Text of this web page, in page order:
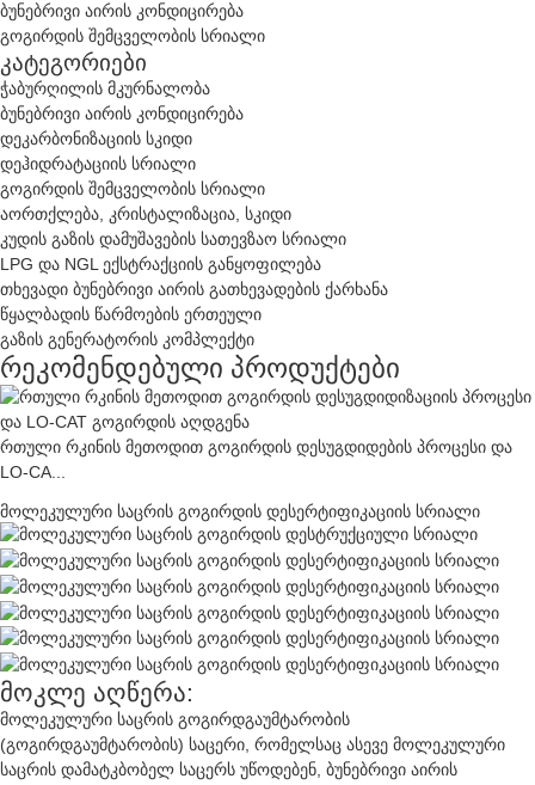
ბუნებრივი აირის კონდიცირება
გოგირდის შემცველობის სრიალი
კატეგორიები
ჭაბურღილის მკურნალობა
ბუნებრივი აირის კონდიცირება
დეკარბონიზაციის სკიდი
დეჰიდრატაციის სრიალი
გოგირდის შემცველობის სრიალი
აორთქლება, კრისტალიზაცია, სკიდი
კუდის გაზის დამუშავების სათევზაო სრიალი
LPG და NGL ექსტრაქციის განყოფილება
თხევადი ბუნებრივი აირის გათხევადების ქარხანა
წყალბადის წარმოების ერთეული
გაზის გენერატორის კომპლექტი
რეკომენდებული პროდუქტები
რთული რკინის მეთოდით გოგირდის დესუგდიდების პროცესი და
LO-CA...
მოლეკულური საცრის გოგირდის დესერტიფიკაციის სრიალი
მოკლე აღწერა:
მოლეკულური საცრის გოგირდგაუმტარობის
(გოგირდგაუმტარობის) საცერი, რომელსაც ასევე მოლეკულური
საცრის დამატკბობელ საცერს უწოდებენ, ბუნებრივი აირის